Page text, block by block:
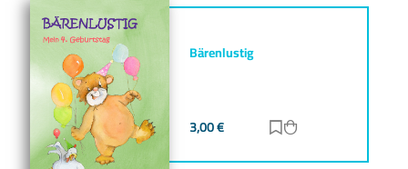
Bärenlustig
3,00€ Zur Merkliste